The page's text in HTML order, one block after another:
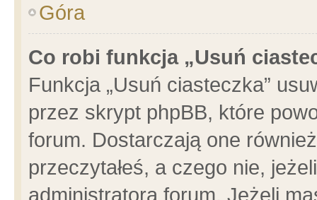
Góra
Co robi funkcja „Usuń
Funkcja „Usuń ciasteczka”
przez skrypt phpBB, które
forum. Dostarczają one
przeczytałeś, a czego nie,
administratora forum. Jeżeli